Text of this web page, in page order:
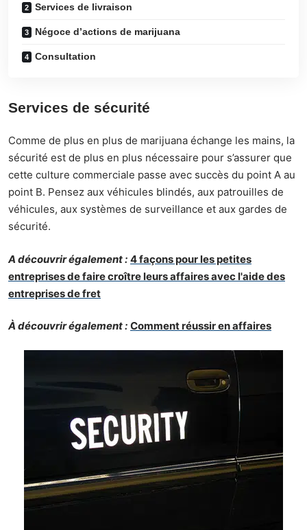
Services de livraison
Négoce d’actions de marijuana
Consultation
Services de sécurité
Comme de plus en plus de marijuana échange les mains, la
sécurité est de plus en plus nécessaire pour s’assurer que
cette culture commerciale passe avec succès du point A au
point B. Pensez aux véhicules blindés, aux patrouilles de
véhicules, aux systèmes de surveillance et aux gardes de
sécurité.
A découvrir également : 4 façons pour les petites
entreprises de faire croître leurs affaires avec l'aide des
entreprises de fret
À découvrir également : Comment réussir en affaires